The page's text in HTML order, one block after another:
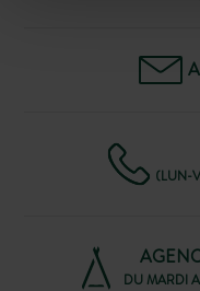
(LUN-
DU MARDI